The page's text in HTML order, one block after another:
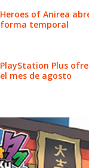
Heroes of Anirea
forma temporal
PlayStation Plus
el mes de agosto